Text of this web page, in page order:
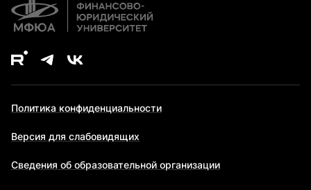
Политика конфиденциальности
Версия для слабовидящих
Сведения об образовательной организации